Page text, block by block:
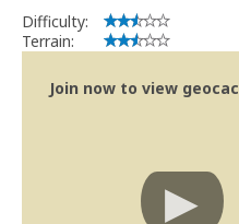
Difficulty:
Terrain:
Join now to view